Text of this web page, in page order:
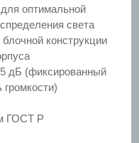
оптимальной
света
конструкции
дБ (фиксированный
ГОСТ Р